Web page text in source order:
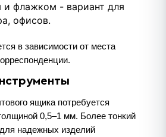
флажком - вариант для
офисов.
в зависимости от места
ящика потребуется
0,5–1 мм. Более тонкий
надежных изделий